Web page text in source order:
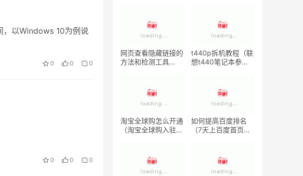
，以Windows 10为例说
0 0 0
0 0 0
网页查看隐藏链接的
方法和检测工具
t440p拆机教程（联
想t440笔记本参
淘宝全球购怎么开通
（淘宝全球购入驻流
如何提高百度排名
（7天上百度首页的